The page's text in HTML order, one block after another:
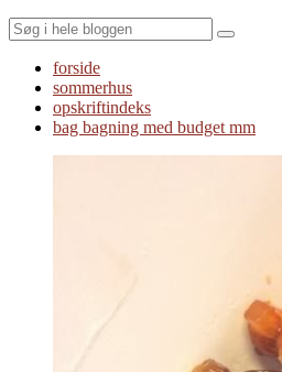
Search
forside
sommerhus
opskriftindeks
bag bagning med budget mm